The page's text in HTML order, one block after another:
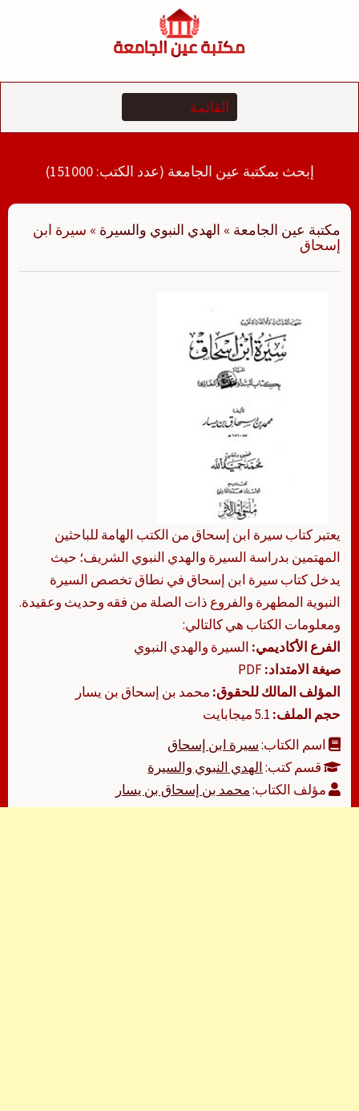
إبحث بمكتبة عين الجامعة (عدد الكتب: 151000)
مكتبة عين الجامعة » الهدي النبوي والسيرة » سيرة ابن
إسحاق
يعتبر كتاب سيرة ابن إسحاق من الكتب الهامة للباحثين
المهتمين بدراسة السيرة والهدي النبوي الشريف؛ حيث
يدخل كتاب سيرة ابن إسحاق في نطاق تخصص السيرة
النبوية المطهرة والفروع ذات الصلة من فقه وحديث وعقيدة.
ومعلومات الكتاب هي كالتالي:
الفرع الأكاديمي: السيرة والهدي النبوي
صيغة الامتداد:
المؤلف المالك للحقوق: محمد بن إسحاق بن يسار
حجم الملف:
اسم الكتاب:سيرة ابن إسحاق
قسم كتب:الهدي النبوي والسيرة
مؤلف الكتاب:محمد بن إسحاق بن يسار